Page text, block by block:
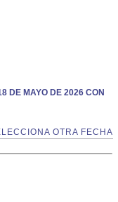
DE MAYO DE 2026 CON
OTRA FECHA